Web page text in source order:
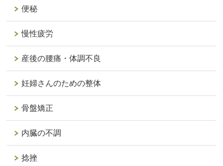
便秘
慢性疲労
産後の腰痛・体調不良
妊婦さんのための整体
骨盤矯正
内臓の不調
捻挫